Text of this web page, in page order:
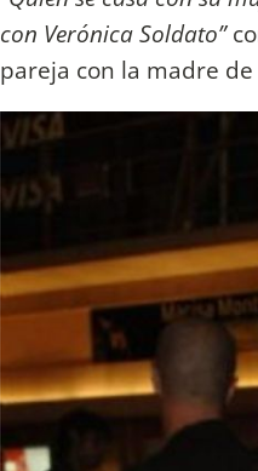
con Verónica Soldato”
pareja con la madre